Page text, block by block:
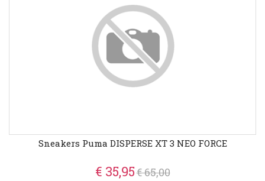
Sneakers Puma DISPERSE XT 3 NEO FORCE
€ 35,95€ 65,00